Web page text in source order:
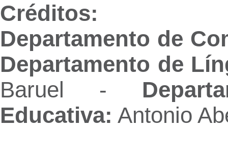
Créditos:
Departamento de
Departamento de
Baruel -
Educativa: Antonio